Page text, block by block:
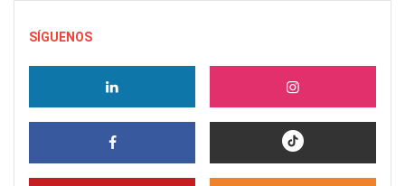
SÍGUENOS